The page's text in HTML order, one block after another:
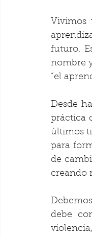
Vivimos
futuro.
nombre
“el
Desde
práctica
últimos
para
de
creando
debe